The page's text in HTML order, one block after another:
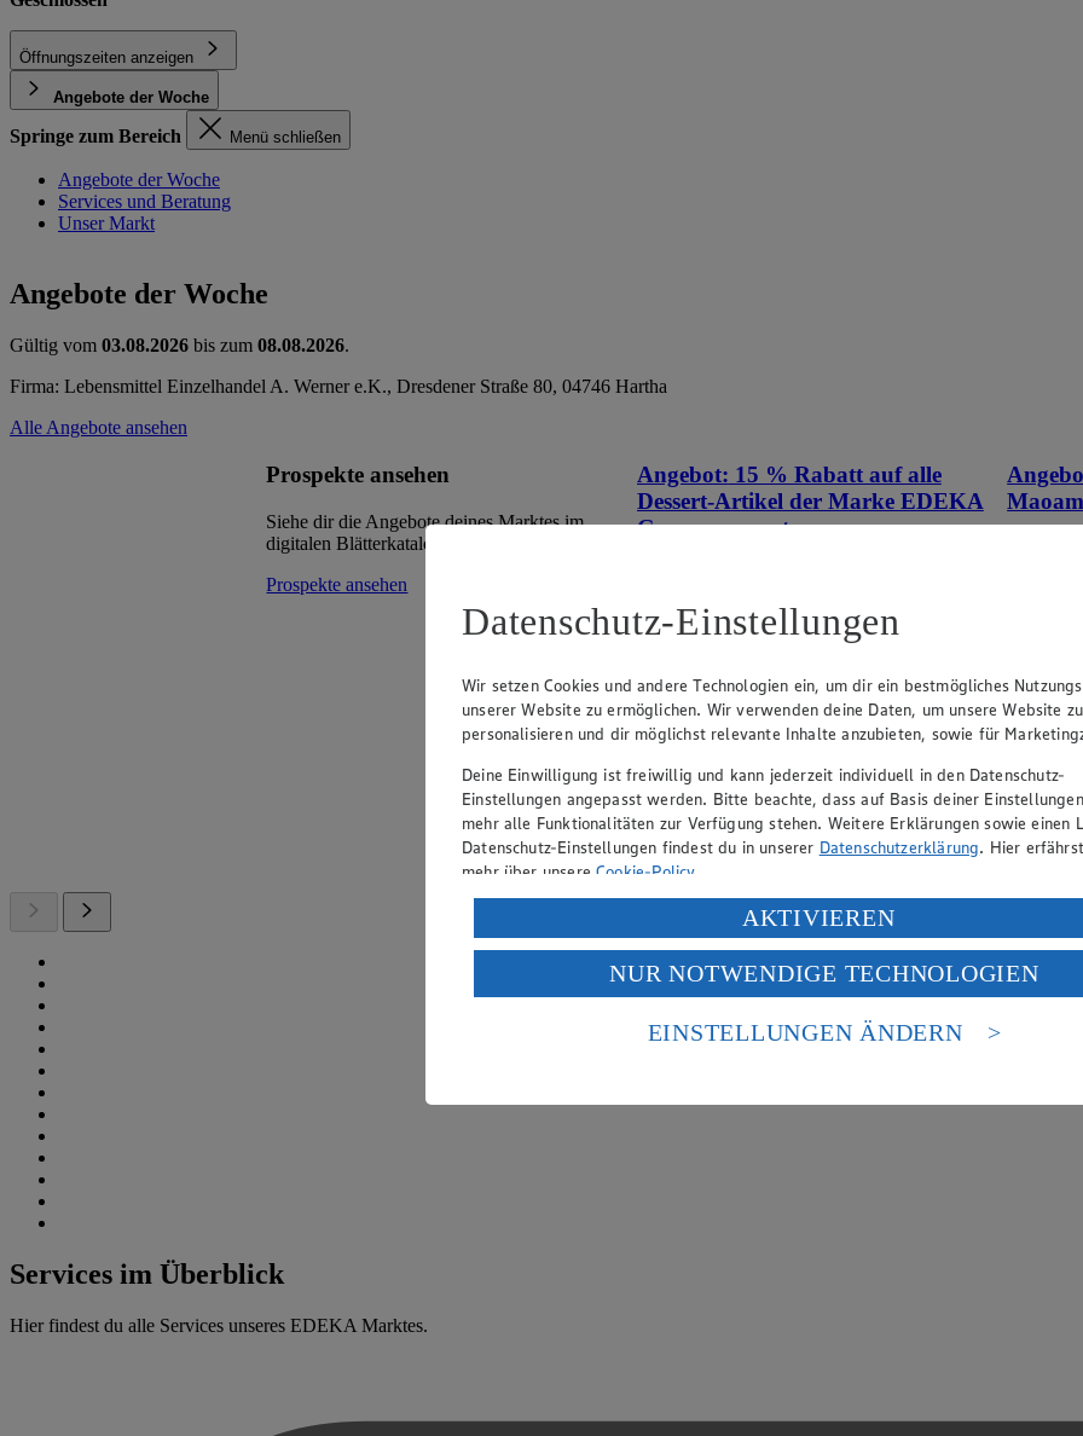
Öffnungszeiten anzeigen
Angebote der Woche
Springe zum Bereich Menü schließen
Angebote der Woche
Services und Beratung
Unser Markt
Angebote der Woche
Gültig vom 03.08.2026 bis zum 08.08.2026.
Firma: Lebensmittel Einzelhandel A. Werner e.K., Dresdener Straße 80, 04746 Hartha
Alle Angebote ansehen
Prospekte ansehen
Siehe dir die Angebote deines Marktes im
digitalen Blätterkatalog an.
Prospekte ansehen
Angebot: 15 % Rabatt auf alle
Dessert-Artikel der Marke EDEKA
Genussmomente.
Je nach Verfügbarkeit des Marktes.
Maoam
Services im Überblick
Hier findest du alle Services unseres EDEKA Marktes.
Datenschutz-Einstellungen
Wir setzen Cookies und andere Technologien ein, um dir ein bestmögliches
unserer Website zu ermöglichen. Wir verwenden deine Daten, um unsere Website zu
personalisieren und dir möglichst relevante Inhalte anzubieten, sowie für
Deine Einwilligung ist freiwillig und kann jederzeit individuell in den Datenschutz-
Einstellungen angepasst werden. Bitte beachte, dass auf Basis deiner
mehr alle Funktionalitäten zur Verfügung stehen. Weitere Erklärungen sowie einen
Datenschutz-Einstellungen findest du in unserer Datenschutzerklärung. Hier
mehr über unsereCookie-Policy.
Verarbeitung deiner personenbezogenen Daten in den USA durch Facebook und
Wenn du auf „Aktivieren“ klickst, willigst du im Sinne des Art. 49 Abs. 1 Satz 1 lit.
ein, dass deine Daten in den USA verarbeitet werden. Der EuGH sieht die USA als
einem nach europäischen Standards nicht angemessenen Datenschutzniveau an. Es
Risiko eines Zugriffs durch US-amerikanische Behörden.
AKTIVIEREN
NUR NOTWENDIGE TECHNOLOGIEN
EINSTELLUNGEN ÄNDERN